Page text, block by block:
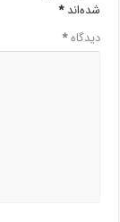
شده‌اند*
دیدگاه*